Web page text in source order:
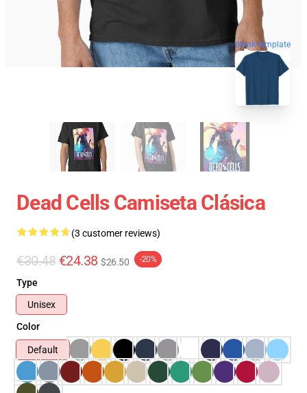
blank template
Dead Cells Camiseta Clásica
(3 customer reviews)
€30.48 €24.38 $26.50 -20%
Type
Unisex
Color
Default